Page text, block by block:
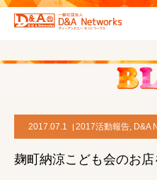
2017.07.1 2017活動報告, D&A
麹町納涼こども会のお店
HOME
プロジェクト概要